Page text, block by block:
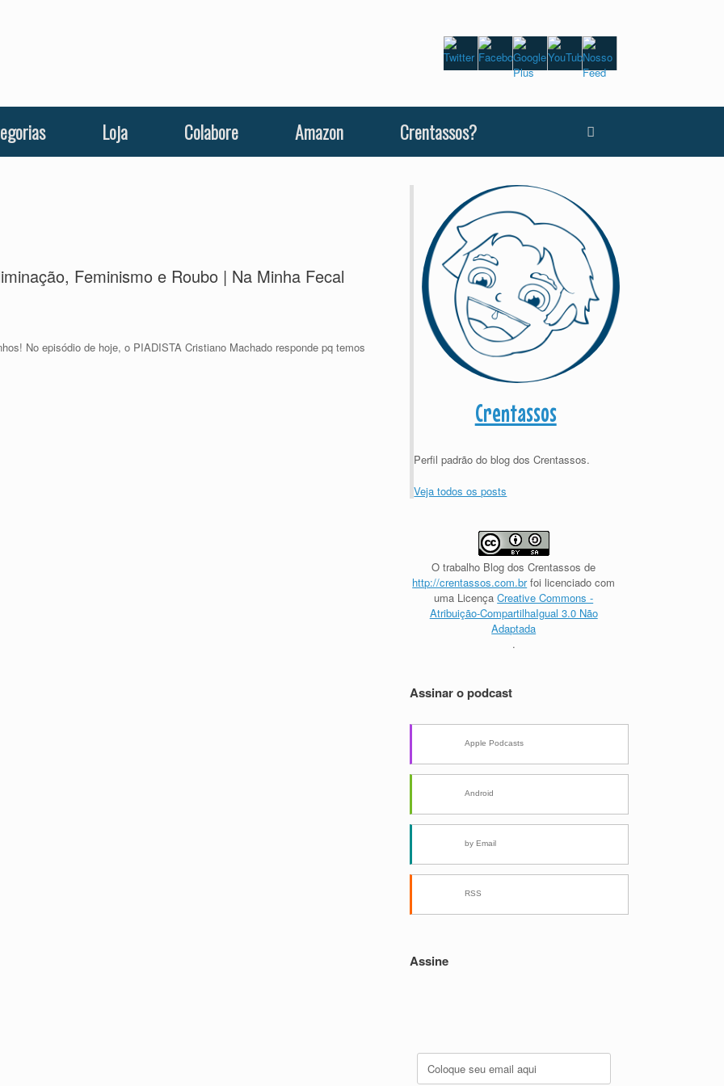
Loja Colabore Amazon Crentassos?
Feminismo e Roubo | Na Minha Fecal
No episódio de hoje, o PIADISTA Cristiano Machado responde pq temos
Crentassos
Perfil padrão do blog dos Crentassos.
Veja todos os posts
O trabalho Blog dos Crentassos de
http://crentassos.com.brfoi licenciado com
uma LicençaCreative Commons -
Atribuição-CompartilhaIgual 3.0 Não
Adaptada
.
Assinar o podcast
Apple Podcasts
Android
by Email
RSS
Assine